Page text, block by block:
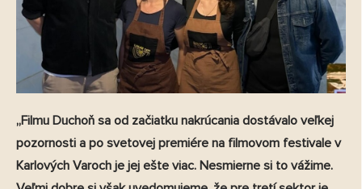
„Filmu Duchoň sa od začiatku nakrúcania dostávalo veľkej
pozornosti a po svetovej premiére na filmovom festivale v
Karlových Varoch je jej ešte viac. Nesmierne si to vážime.